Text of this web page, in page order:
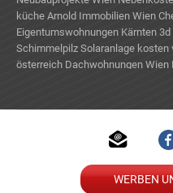
küche Arnold Immobilien Wien
Eigentumswohnungen Kärnten 3d
Schimmelpilz Solaranlage kosten
österreich Dachwohnungen Wien
WERBEN